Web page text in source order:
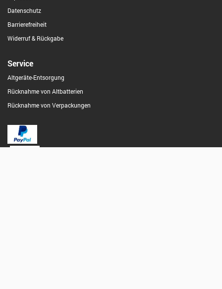
Datenschutz
Barrierefreiheit
Widerruf & Rückgabe
Service
Altgeräte-Entsorgung
Rücknahme von Altbatterien
Rücknahme von Verpackungen